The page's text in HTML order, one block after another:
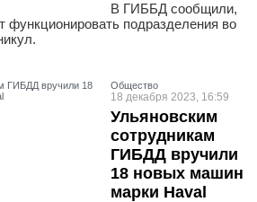
В ГИББД сообщили,
функционировать подразделения во
Общество
18 декабря 2023, 16:59
Ульяновским
сотрудникам
ГИБДД вручили
18 новых машин
марки Haval